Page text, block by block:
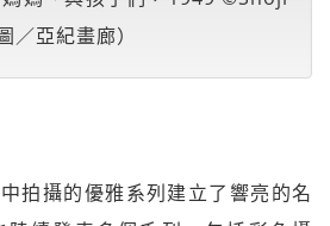
亞紀畫廊）
拍攝的優雅系列建立了響亮的名